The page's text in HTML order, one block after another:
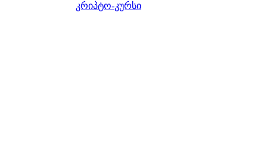
კრიპტო-კურსი